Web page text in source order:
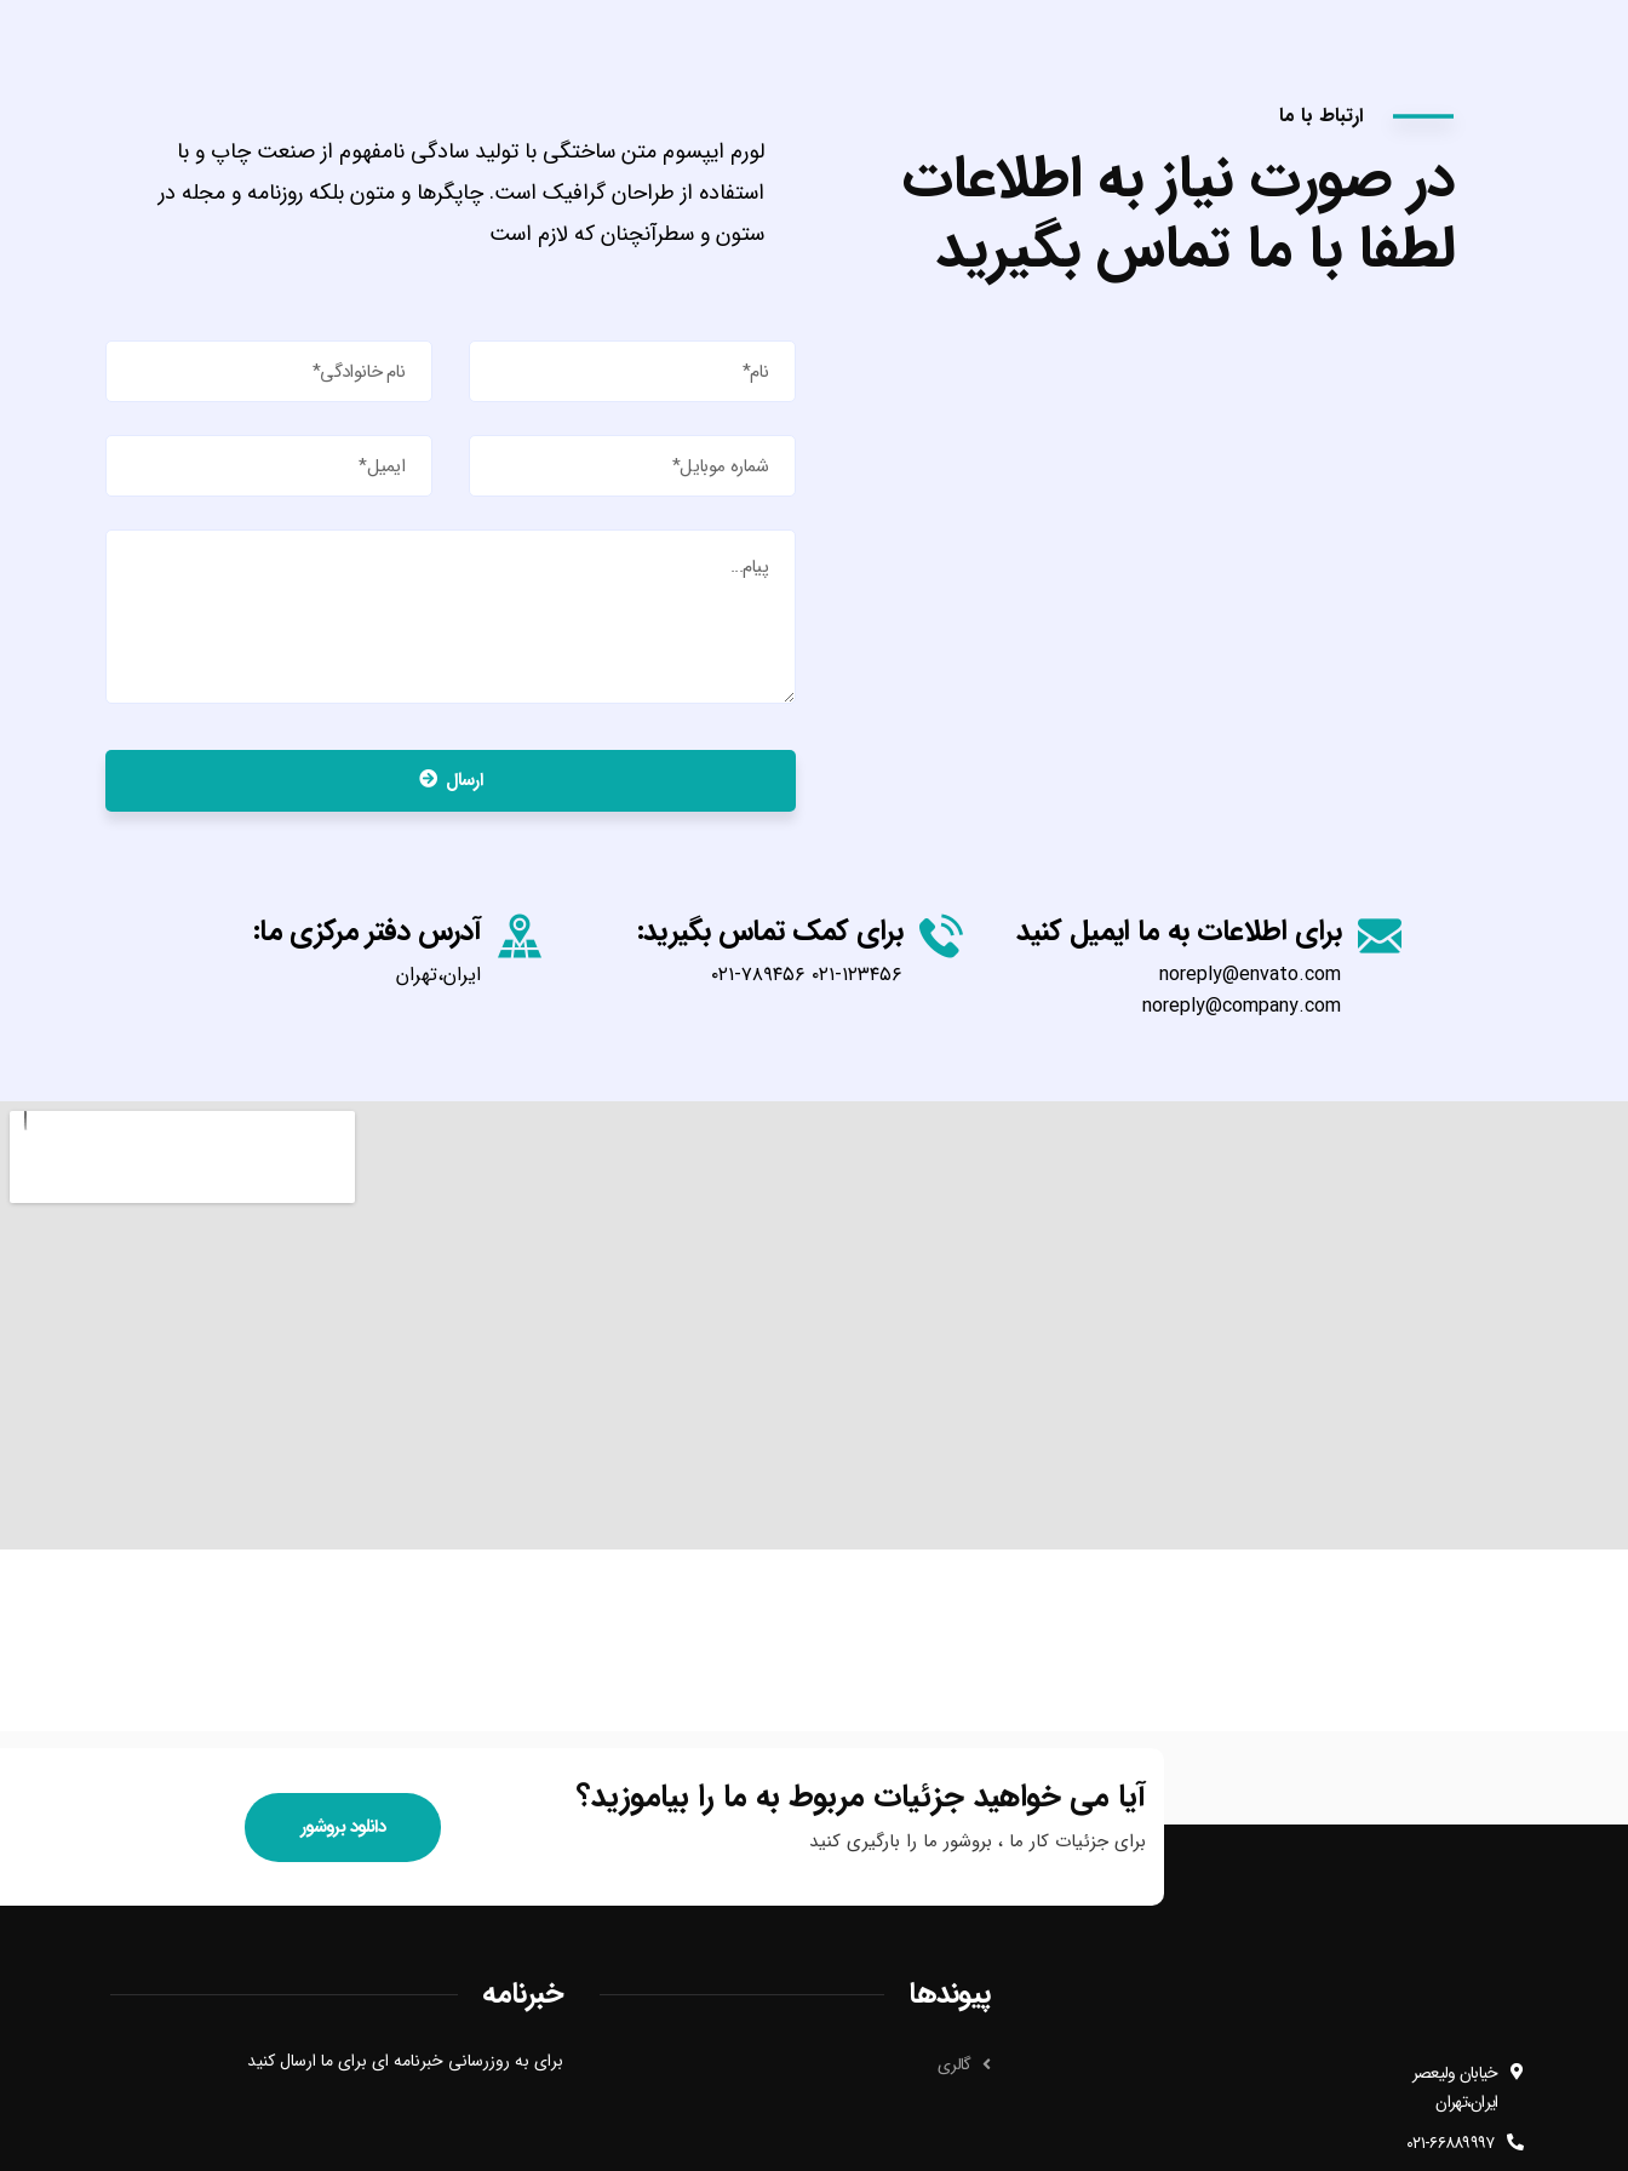
ارتباط با ما
در صورت نیاز به اطلاعات
لطفا با ما تماس بگیرید
لورم ایپسوم متن ساختگی با تولید سادگی نامفهوم از صنعت چاپ و با
استفاده از طراحان گرافیک است. چاپگرها و متون بلکه روزنامه و مجله در
ستون و سطرآنچنان که لازم است
ارسال
برای اطلاعات به ما ایمیل کنید
noreply@envato.com
noreply@company.com
برای کمک تماس بگیرید:
۰۲۱-۱۲۳۴۵۶ ۰۲۱-۷۸۹۴۵۶
آدرس دفتر مرکزی ما:
ایران،تهران
آیا می خواهید جزئیات مربوط به ما را بیاموزید؟
برای جزئیات کار ما ، بروشور ما را بارگیری کنید
دانلود بروشور
خیابان ولیعصر
ایران،تهران
۰۲۱-۶۶۸۸۹۹۹۷
پیوندها
گالری
خبرنامه
برای به روزرسانی خبرنامه ای برای ما ارسال کنید